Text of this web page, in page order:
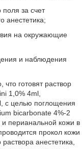
за счет
анестетика;
на окружающие
и наблюдения
готовят раствор
1,0% 4ml,
с целью поглощения
bicarbonate 4%-2
перианальной кожи в
прокол кожи
анестетика,